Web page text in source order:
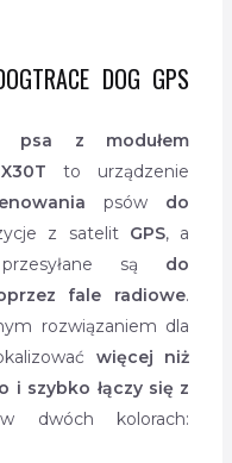
DOG GPS
psa z modułem
X30Tto urządzenie
psów do
z satelit GPS, a
są do
fale radiowe.
rozwiązaniem dla
więcej niż
i szybko łączy się z
dwóch kolorach: